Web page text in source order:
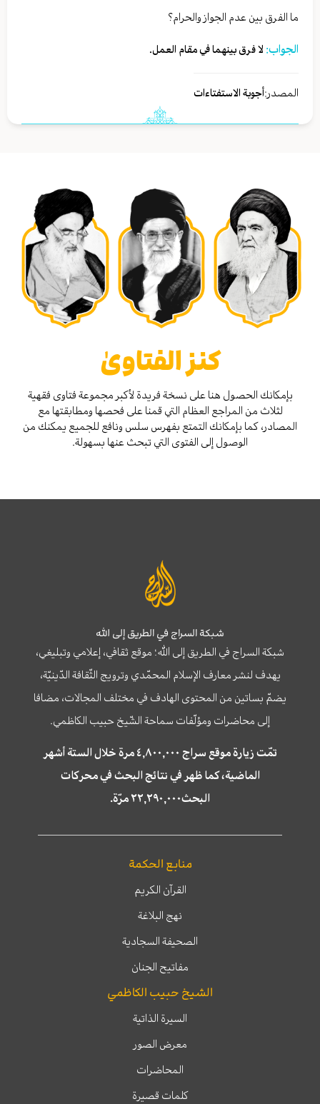
ما الفرق بين عدم الجواز والحرام؟
الجواب: لا فرق بينهما في مقام العمل.
المصدر:أجوبة الاستفتاءات
كنز الفتاوىٰ
بإمكانك الحصول هنا على نسخة فريدة لأكبر مجموعة فتاوى فقهية
لثلاث من المراجع العظام التي قمنا على فحصها ومطابقتها مع
المصادر، كما بإمكانك التمتع بفهرس سلس ونافع للجميع يمكنك من
الوصول إلى الفتوى التي تبحث عنها بسهولة.
شبكة السراج في الطريق إلى الله
شبكة السراج في الطريق إلى الله؛ موقع ثقافي، إعلامي وتبليغي،
يهدف لنشر معارف الإسلام المحمّدي وترويج الثّقافة الدّينيّة،
يضمّ بساتين من المحتوى الهادف في مختلف المجالات، مضافا
إلى محاضرات ومؤلّفات سماحة الشّيخ حبيب الكاظمي.
تمّت زيارة موقع سراج ٤,٨٠٠,٠٠٠ مرة خلال الستة أشهر
الماضية، كما ظهر في نتائج البحث في محركات
البحث٢٢,٢٩٠,٠٠٠ مرّة.
منابع الحكمة
القرآن الكريم
نهج البلاغة
الصحيفة السجادية
مفاتيح الجنان
الشيخ حبيب الكاظمي
السيرة الذاتية
معرض الصور
المحاضرات
كلمات قصيرة